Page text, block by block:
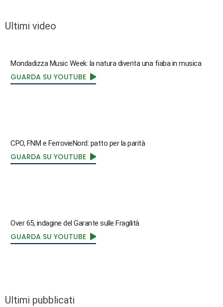
Ultimi video
Mondadizza Music Week: la natura diventa una fiaba in musica
GUARDA SU YOUTUBE
CPO, FNM e FerrovieNord: patto per la parità
GUARDA SU YOUTUBE
Over 65, indagine del Garante sulle Fragilità
GUARDA SU YOUTUBE
Ultimi pubblicati